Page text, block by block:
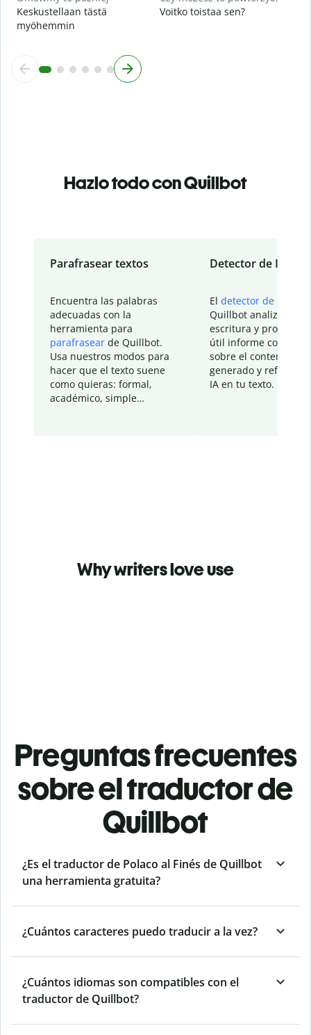
Keskustellaan tästä
myöhemmin
Voitko toistaa sen?
Hazlo todo con Quillbot
Parafrasear textos
Encuentra las palabras
adecuadas con la
herramienta para
parafrasear de Quillbot.
Usa nuestros modos para
hacer que el texto suene
como quieras: formal,
académico, simple…
Detector de IA
El detector de IA
Quillbot analiza tu
escritura y
útil informe con
sobre el contenido
generado y refinado
IA en tu texto.
Why writers love use
Preguntas frecuentes
sobre el traductor de
Quillbot
¿Es el traductor de Polaco al Finés de Quillbot
una herramienta gratuita?
¿Cuántos caracteres puedo traducir a la vez?
¿Cuántos idiomas son compatibles con el
traductor de Quillbot?